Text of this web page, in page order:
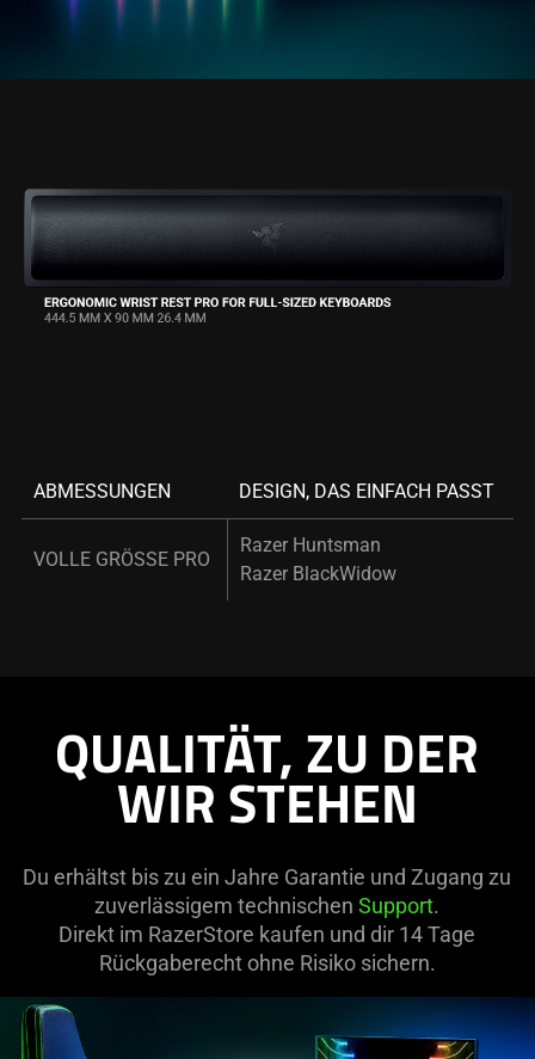
ABMESSUNGEN DESIGN, DAS EINFACH PASST
VOLLE GRÖSSE PRO
Razer Huntsman
Razer BlackWidow
QUALITÄT, ZU DER
WIR STEHEN
Du erhältst bis zu ein Jahre Garantie und Zugang zu
zuverlässigem technischenSupport.
Direkt im RazerStore kaufen und dir 14 Tage
Rückgaberecht ohne Risiko sichern.